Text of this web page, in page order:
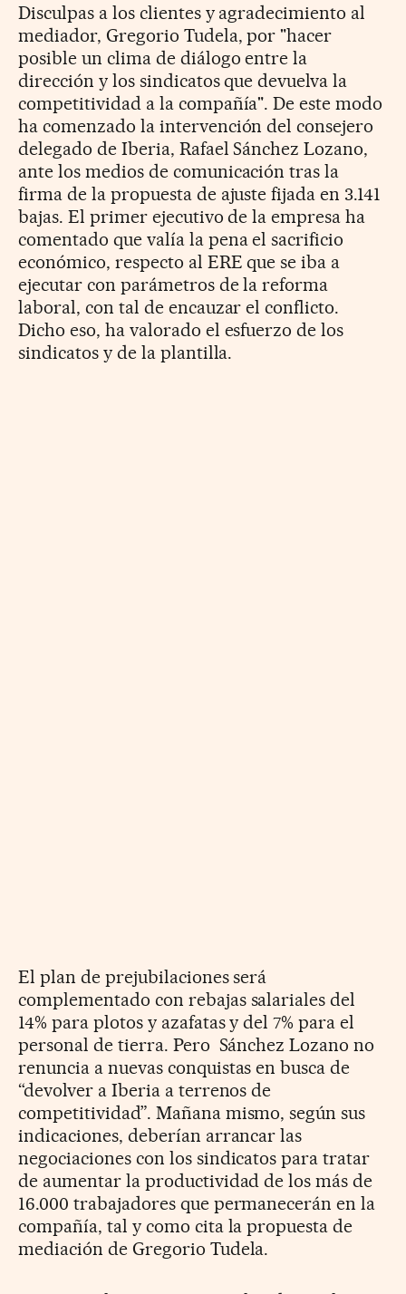
Disculpas a los clientes y agradecimiento al
mediador, Gregorio Tudela, por "hacer
posible un clima de diálogo entre la
dirección y los sindicatos que devuelva la
competitividad a la compañía". De este modo
ha comenzado la intervención del consejero
delegado de Iberia, Rafael Sánchez Lozano,
ante los medios de comunicación tras la
firma de la propuesta de ajuste fijada en 3.141
bajas. El primer ejecutivo de la empresa ha
comentado que valía la pena el sacrificio
económico, respecto al ERE que se iba a
ejecutar con parámetros de la reforma
laboral, con tal de encauzar el conflicto.
Dicho eso, ha valorado el esfuerzo de los
sindicatos y de la plantilla.
El plan de prejubilaciones será
complementado con rebajas salariales del
14% para plotos y azafatas y del 7% para el
personal de tierra. Pero Sánchez Lozano no
renuncia a nuevas conquistas en busca de
“devolver a Iberia a terrenos de
competitividad”. Mañana mismo, según sus
indicaciones, deberían arrancar las
negociaciones con los sindicatos para tratar
de aumentar la productividad de los más de
16.000 trabajadores que permanecerán en la
compañía, tal y como cita la propuesta de
mediación de Gregorio Tudela.